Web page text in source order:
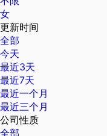
女
更新时间
全部
今天
最近3天
最近7天
最近一个月
最近三个月
公司性质
全部